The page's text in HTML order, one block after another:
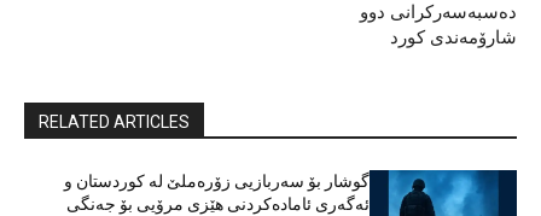
دەسبەسەرکرانی دوو
شارۆمەندی کورد
RELATED ARTICLES
گوشار بۆ سەربازیی زۆرەملێ لە کوردستان و
ئەگەری ئامادەکردنی هێزی مرۆیی بۆ جەنگی